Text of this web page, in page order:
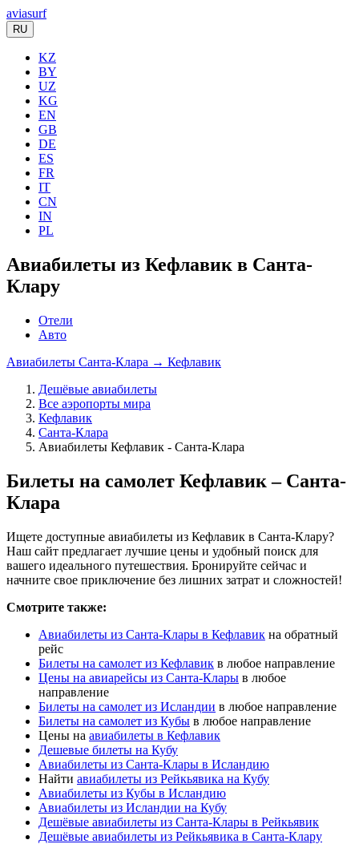
aviasurf
RU
KZ
BY
UZ
KG
EN
GB
DE
ES
FR
IT
CN
IN
PL
Авиабилеты из Кефлавик в Санта-
Клару
Отели
Авто
Авиабилеты Санта-Клара → Кефлавик
Дешёвые авиабилеты
Все аэропорты мира
Кефлавик
Санта-Клара
Авиабилеты Кефлавик - Санта-Клара
Билеты на самолет Кефлавик – Санта-
Клара
Ищете доступные авиабилеты из Кефлавик в Санта-Клару?
Наш сайт предлагает лучшие цены и удобный поиск для
вашего идеального путешествия. Бронируйте сейчас и
начните свое приключение без лишних затрат и сложностей!
Смотрите также:
Авиабилеты из Санта-Клары в Кефлавик на обратный
рейс
Билеты на самолет из Кефлавик в любое направление
Цены на авиарейсы из Санта-Клары в любое
направление
Билеты на самолет из Исландии в любое направление
Билеты на самолет из Кубы в любое направление
Цены на авиабилеты в Кефлавик
Дешевые билеты на Кубу
Авиабилеты из Санта-Клары в Исландию
Найти авиабилеты из Рейкьявика на Кубу
Авиабилеты из Кубы в Исландию
Авиабилеты из Исландии на Кубу
Дешёвые авиабилеты из Санта-Клары в Рейкьявик
Дешёвые авиабилеты из Рейкьявика в Санта-Клару